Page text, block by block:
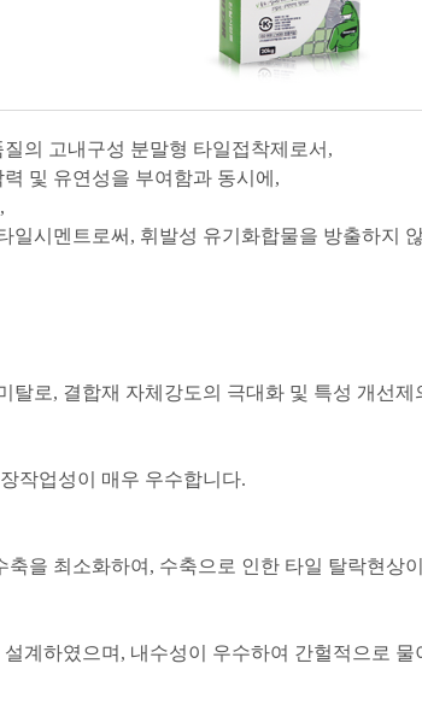
의 고내구성 분말형 타일접착제로서,
및 유연성을 부여함과 동시에,
시멘트로써, 휘발성 유기화합물을 방출하지
로, 결합재 자체강도의 극대화 및 특성 개선
작업성이 매우 우수합니다.
을 최소화하여, 수축으로 인한 타일 탈락현상
계하였으며, 내수성이 우수하여 간헐적으로